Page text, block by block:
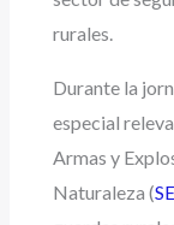
rurales.
Durante la
especial
Armas y
Naturaleza (